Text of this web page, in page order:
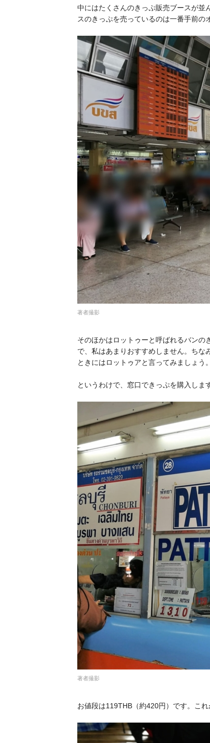
中にはたくさんのきっぷ販売ブースが並
スのきっぷを売っているのは一番手前の
著者撮影
そのほかはロットゥーと呼ばれるバン
で、私はあまりおすすめしません。ち
ときにはロットゥアと言ってみましょう。
というわけで、窓口できっぷを購入しま
著者撮影
お値段は119THB（約420円）です。これ